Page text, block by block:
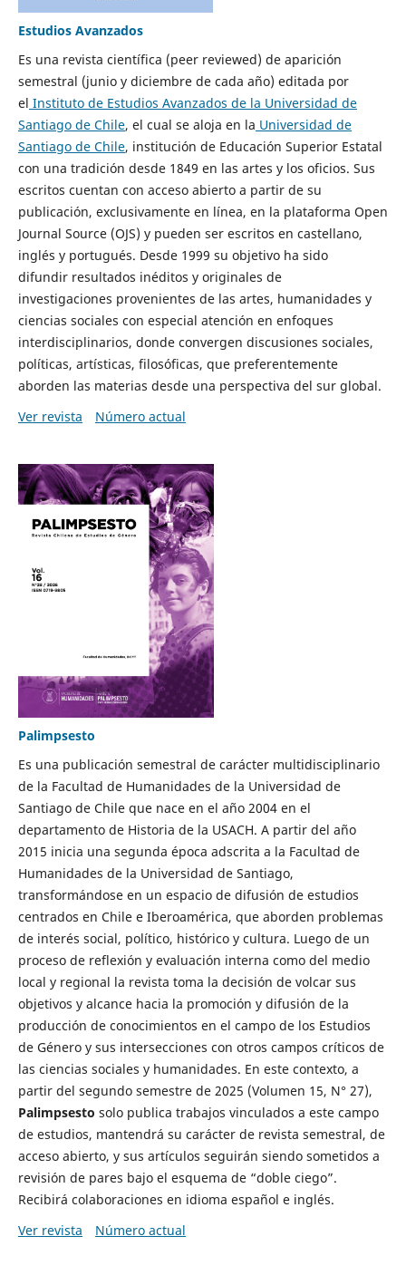
Estudios Avanzados
Es una revista científica (peer reviewed) de aparición
semestral (junio y diciembre de cada año) editada por
el Instituto de Estudios Avanzados de la Universidad de
Santiago de Chile, el cual se aloja en la Universidad de
Santiago de Chile, institución de Educación Superior Estatal
con una tradición desde 1849 en las artes y los oficios. Sus
escritos cuentan con acceso abierto a partir de su
publicación, exclusivamente en línea, en la plataforma Open
Journal Source (OJS) y pueden ser escritos en castellano,
inglés y portugués. Desde 1999 su objetivo ha sido
difundir resultados inéditos y originales de
investigaciones provenientes de las artes, humanidades y
ciencias sociales con especial atención en enfoques
interdisciplinarios, donde convergen discusiones sociales,
políticas, artísticas, filosóficas, que preferentemente
aborden las materias desde una perspectiva del sur global.
Ver revista
Número actual
Palimpsesto
Es una publicación semestral de carácter multidisciplinario
de la Facultad de Humanidades de la Universidad de
Santiago de Chile que nace en el año 2004 en el
departamento de Historia de la USACH. A partir del año
2015 inicia una segunda época adscrita a la Facultad de
Humanidades de la Universidad de Santiago,
transformándose en un espacio de difusión de estudios
centrados en Chile e Iberoamérica, que aborden problemas
de interés social, político, histórico y cultura. Luego de un
proceso de reflexión y evaluación interna como del medio
local y regional la revista toma la decisión de volcar sus
objetivos y alcance hacia la promoción y difusión de la
producción de conocimientos en el campo de los Estudios
de Género y sus intersecciones con otros campos críticos de
las ciencias sociales y humanidades. En este contexto, a
partir del segundo semestre de 2025 (Volumen 15, N° 27),
Palimpsesto solo publica trabajos vinculados a este campo
de estudios, mantendrá su carácter de revista semestral, de
acceso abierto, y sus artículos seguirán siendo sometidos a
revisión de pares bajo el esquema de “doble ciego”.
Recibirá colaboraciones en idioma español e inglés.
Ver revista
Número actual